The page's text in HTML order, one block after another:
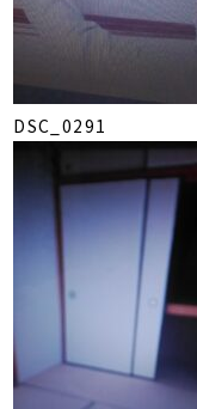
DSC_0291